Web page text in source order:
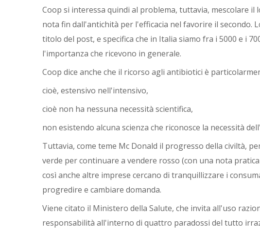
Coop si interessa quindi al problema, tuttavia, mescolare
nota fin dall'antichità per l'efficacia nel favorire il secondo.
titolo del post, e specifica che in Italia siamo fra i 5000 e i
l'importanza che ricevono in generale.
Coop dice anche che il ricorso agli antibiotici è
cioè, estensivo nell'intensivo,
cioè non ha nessuna necessità scientifica,
non esistendo alcuna scienza che riconosce la necessità
Tuttavia, come teme Mc Donald il progresso della civiltà,
verde per continuare a vendere rosso (con una nota
così anche altre imprese cercano di tranquillizzare i
progredire e cambiare domanda.
Viene citato il Ministero della Salute, che invita all'uso
responsabilità all'interno di quattro paradossi del tutto